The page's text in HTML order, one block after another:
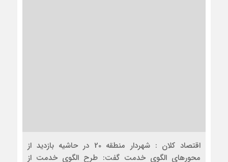
اقتصاد کلان : شهردار منطقه 20 در حاشیه بازدید از
محورهای الگوی خدمت گفت: طرح الگوی خدمت از